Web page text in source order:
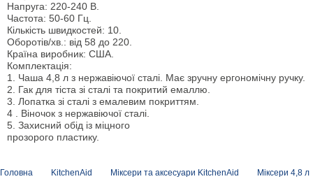
Напруга: 220-240 В.
Частота: 50-60 Гц.
Кількість швидкостей: 10.
Оборотів/хв.: від 58 до 220.
Країна виробник: США.
Комплектація:
1. Чаша 4,8 л з нержавіючої сталі. Має зручну ергономічну ручку.
2. Гак для тіста зі сталі та покритий емаллю.
3. Лопатка зі сталі з емалевим покриттям.
4 . Віночок з нержавіючої сталі.
5. Захисний обід із міцного
прозорого пластику.
Головна KitchenAid Міксери та аксесуари KitchenAid
Міксери 4,8 л